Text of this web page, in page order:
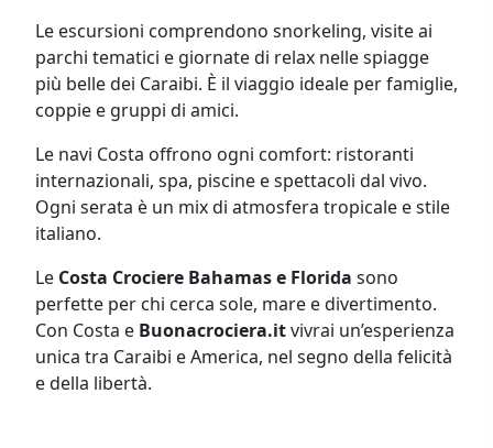
Le escursioni comprendono snorkeling, visite ai
parchi tematici e giornate di relax nelle spiagge
più belle dei Caraibi. È il viaggio ideale per famiglie,
coppie e gruppi di amici.
Le navi Costa offrono ogni comfort: ristoranti
internazionali, spa, piscine e spettacoli dal vivo.
Ogni serata è un mix di atmosfera tropicale e stile
italiano.
Le Costa Crociere Bahamas e Florida sono
perfette per chi cerca sole, mare e divertimento.
Con Costa e Buonacrociera.itvivrai un’esperienza
unica tra Caraibi e America, nel segno della felicità
e della libertà.